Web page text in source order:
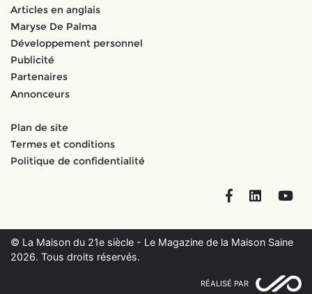
Articles en anglais
Maryse De Palma
Développement personnel
Publicité
Partenaires
Annonceurs
Plan de site
Termes et conditions
Politique de confidentialité
FacebookLinkedIn
© La Maison du 21e siècle - Le Magazine de la Maison Saine
2026. Tous droits réservés.
RÉALISÉ PAR